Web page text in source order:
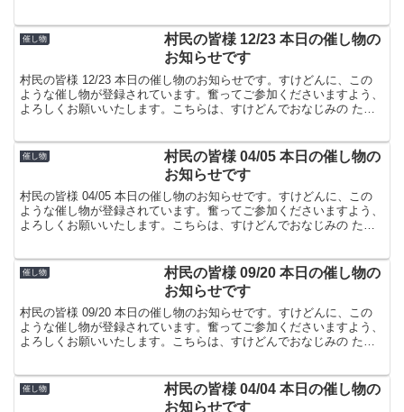
催し物
村民の皆様 12/23 本日の催し物の
お知らせです
村民の皆様 12/23 本日の催し物のお知らせです。すけどんに、この
ような催し物が登録されています。奮ってご参加くださいますよう、
よろしくお願いいたします。こちらは、すけどんでおなじみの たま
催し物
村民の皆様 04/05 本日の催し物の
お知らせです
村民の皆様 04/05 本日の催し物のお知らせです。すけどんに、この
ような催し物が登録されています。奮ってご参加くださいますよう、
よろしくお願いいたします。こちらは、すけどんでおなじみの たま
催し物
村民の皆様 09/20 本日の催し物の
お知らせです
村民の皆様 09/20 本日の催し物のお知らせです。すけどんに、この
ような催し物が登録されています。奮ってご参加くださいますよう、
よろしくお願いいたします。こちらは、すけどんでおなじみの たま
催し物
村民の皆様 04/04 本日の催し物の
お知らせです